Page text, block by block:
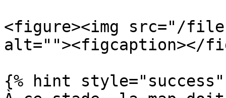
<figure><img src="/files/
alt=""><figcaption></
{% hint style="success"